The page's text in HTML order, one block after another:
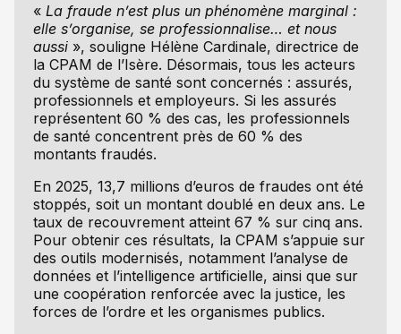
« La fraude n’est plus un phénomène marginal :
elle s’organise, se professionnalise… et nous
aussi », souligne Hélène Cardinale, directrice de
la CPAM de l’Isère. Désormais, tous les acteurs
du système de santé sont concernés : assurés,
professionnels et employeurs. Si les assurés
représentent 60 % des cas, les professionnels
de santé concentrent près de 60 % des
montants fraudés.
En 2025, 13,7 millions d’euros de fraudes ont été
stoppés, soit un montant doublé en deux ans. Le
taux de recouvrement atteint 67 % sur cinq ans.
Pour obtenir ces résultats, la CPAM s’appuie sur
des outils modernisés, notamment l’analyse de
données et l’intelligence artificielle, ainsi que sur
une coopération renforcée avec la justice, les
forces de l’ordre et les organismes publics.